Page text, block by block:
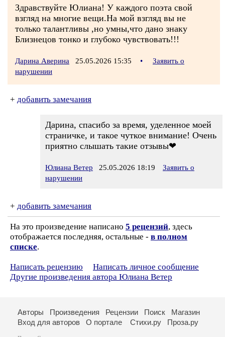
Здравствуйте Юлиана! У каждого поэта свой
взгляд на многие вещи.На мой взгляд вы не
только талантливы ,но умны,что дано знаку
Близнецов тонко и глубоко чувствовать!!!
Дарина Аверина 25.05.2026 15:35 •
Заявить о
нарушении
+ добавить замечания
Дарина, спасибо за время, уделенное моей
страничке, и такое чуткое внимание! Очень
приятно слышать такие отзывы❤
Юлиана Ветер 25.05.2026 18:19
Заявить о
нарушении
+ добавить замечания
На это произведение написано 5 рецензий, здесь
отображается последняя, остальные - в полном
списке.
Написать рецензию
Написать личное сообщение
Другие произведения автора Юлиана Ветер
Авторы Произведения Рецензии Поиск
Магазин
Вход для авторов
О портале Стихи.ру Проза.ру